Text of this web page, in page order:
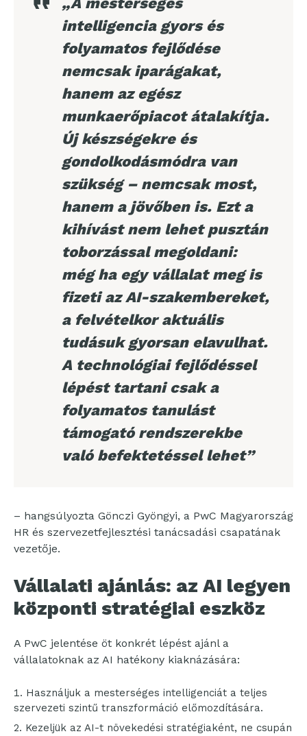
intelligencia gyors és
folyamatos fejlődése
nemcsak iparágakat,
hanem az egész
munkaerőpiacot átalakítja.
Új készségekre és
gondolkodásmódra van
szükség – nemcsak most,
hanem a jövőben is. Ezt a
kihívást nem lehet pusztán
toborzással megoldani:
még ha egy vállalat meg is
fizeti az AI-szakembereket,
a felvételkor aktuális
tudásuk gyorsan elavulhat.
A technológiai fejlődéssel
lépést tartani csak a
folyamatos tanulást
támogató rendszerekbe
való befektetéssel lehet”
– hangsúlyozta Gönczi Gyöngyi, a PwC Magyarország
HR és szervezetfejlesztési tanácsadási csapatának
vezetője.
Vállalati ajánlás: az AI legyen
központi stratégiai eszköz
A PwC jelentése öt konkrét lépést ajánl a
vállalatoknak az AI hatékony kiaknázására:
Használjuk a mesterséges intelligenciát a teljes
szervezeti szintű transzformáció előmozdítására.
Kezeljük az AI-t növekedési stratégiaként, ne csupán